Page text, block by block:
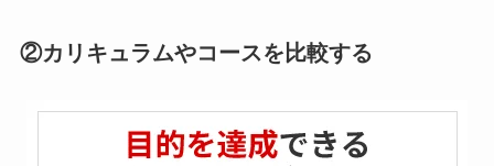
②カリキュラムやコースを比較する